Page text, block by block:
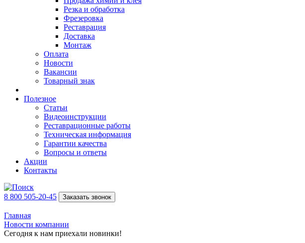
Резка и обработка
Фрезеровка
Реставрация
Доставка
Монтаж
Оплата
Новости
Вакансии
Товарный знак
Полезное
Статьи
Видеоинструкции
Реставрационные работы
Техническая информация
Гарантии качества
Вопросы и ответы
Акции
Контакты
8 800 505-20-45 Заказать звонок
Главная
Новости компании
Сегодня к нам приехали новинки!